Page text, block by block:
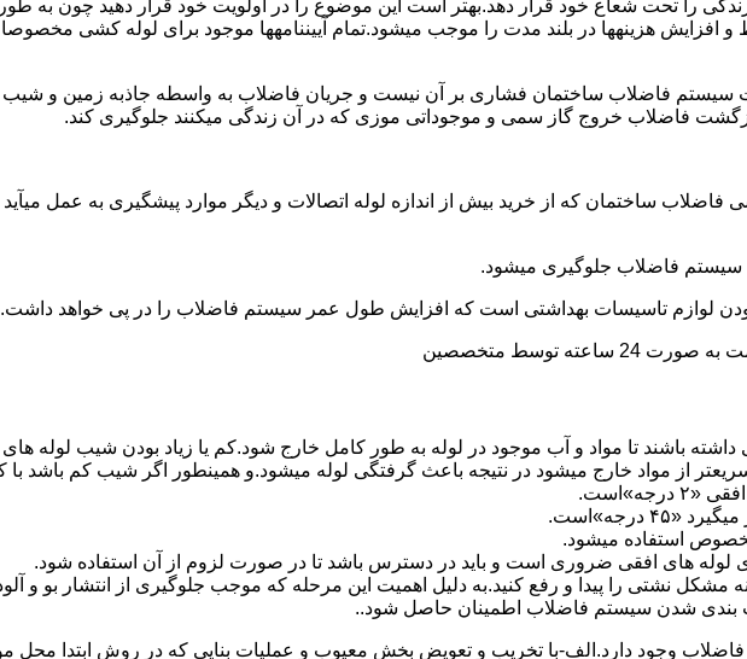
را تحت شعاع خود قرار دهد.بهتر است این موضوع را در اولویت خود قرار دهید چون به
و افزایش هزینهها در بلند مدت را موجب میشود.تمام آییننامهها موجود برای لوله کشی
فاضلاب ساختمان فشاری بر آن نیست و جریان فاضلاب به واسطه جاذبه زمین و شیب
فاضلاب خروج گاز سمی و موجوداتی موزی که در آن زندگی میکنند جلوگیری کند.
فاضلاب ساختمان که از خرید بیش از اندازه لوله اتصالات و دیگر موارد پیشگیری به عمل
توسط متخصصین
باشند تا مواد و آب موجود در لوله به طور کامل خارج شود.کم یا زیاد بودن شیب لوله
از مواد خارج میشود در نتیجه باعث گرفتگی لوله میشود.و همینطور اگر شیب کم باشد
درجه»است.
استفاده میشود.
لوله های افقی ضروری است و باید در دسترس باشد تا در صورت لزوم از آن استفاده شود.
مشکل نشتی را پیدا و رفع کنید.به دلیل اهمیت این مرحله که موجب جلوگیری از انتشار بو و
وجود دارد.الف-با تخریب و تعویض بخش معیوب و عملیات بنایی که در روش ابتدا